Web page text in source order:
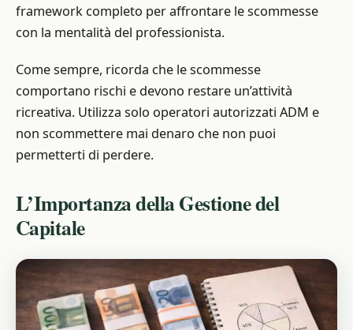
framework completo per affrontare le scommesse
con la mentalità del professionista.
Come sempre, ricorda che le scommesse
comportano rischi e devono restare un’attività
ricreativa. Utilizza solo operatori autorizzati ADM e
non scommettere mai denaro che non puoi
permetterti di perdere.
L’Importanza della Gestione del
Capitale